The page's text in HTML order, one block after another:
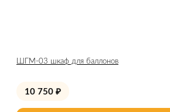
ШГМ-03 шкаф для баллонов
10 750 ₽